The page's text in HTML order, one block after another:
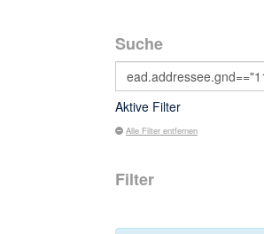
Suche
Aktive Filter
Alle Filter entfernen
Filter